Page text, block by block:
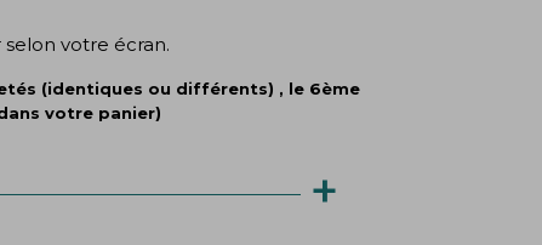
votre écran.
(identiques ou différents) , le 6ème
votre panier)
+